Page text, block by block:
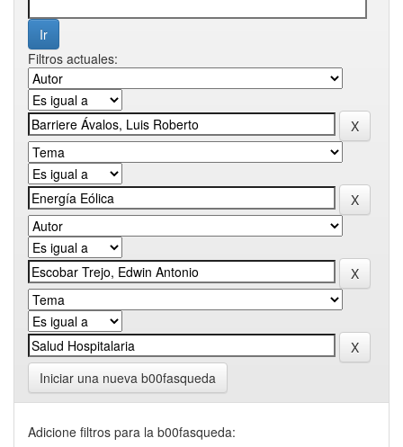
Filtros actuales:
Iniciar una nueva b00fasqueda
Adicione filtros para la b00fasqueda: